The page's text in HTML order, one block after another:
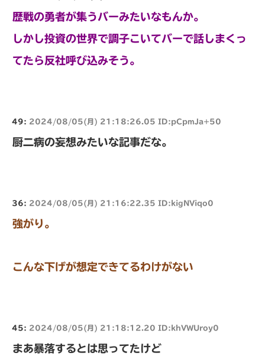
歴戦の勇者が集うバーみたいなもんか。
しかし投資の世界で調子こいてバーで話しまくっ
てたら反社呼び込みそう。
49: 2024/08/05(月) 21:18:26.05 ID:pCpmJa+50
厨二病の妄想みたいな記事だな。
36: 2024/08/05(月) 21:16:22.35 ID:kigNViqo0
強がり。
こんな下げが想定できてるわけがない
45: 2024/08/05(月) 21:18:12.20 ID:khVWUroy0
まあ暴落するとは思ってたけど